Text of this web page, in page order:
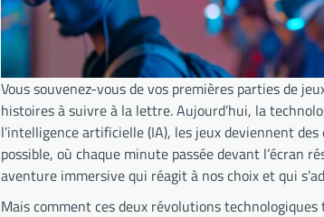
Vous souvenez-vous de vos premières parties de
histoires à suivre à la lettre. Aujourd’hui, la
l’intelligence artificielle (IA), les jeux deviennent
possible, où chaque minute passée devant l’écran
aventure immersive qui réagit à nos choix et qui
Mais comment ces deux révolutions